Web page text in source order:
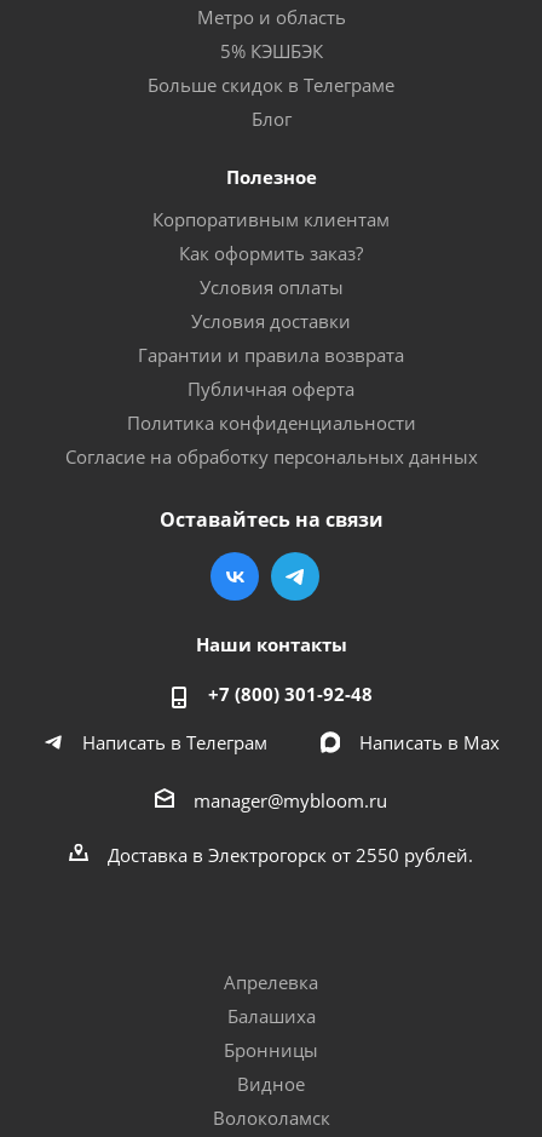
Метро и область
5% КЭШБЭК
Больше скидок в Телеграме
Блог
Полезное
Корпоративным клиентам
Как оформить заказ?
Условия оплаты
Условия доставки
Гарантии и правила возврата
Публичная оферта
Политика конфиденциальности
Согласие на обработку персональных данных
Оставайтесь на связи
Наши контакты
+7 (800) 301-92-48
Написать в Телеграм
Написать в Мах
manager@mybloom.ru
Доставка в Электрогорск от 2550 рублей.
Апрелевка
Балашиха
Бронницы
Видное
Волоколамск